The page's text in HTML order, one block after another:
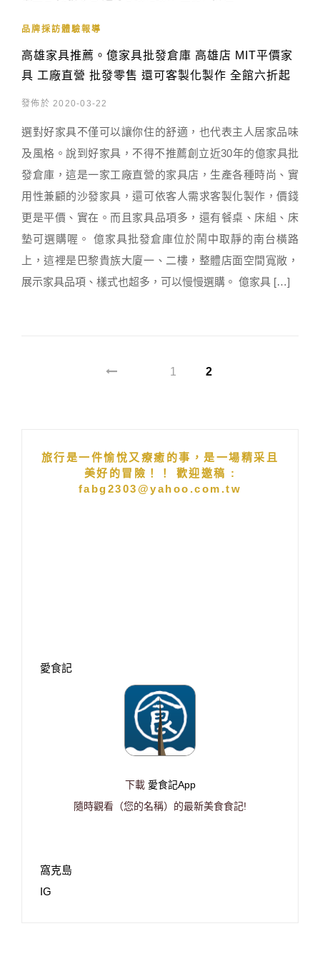
品牌採訪體驗報導
高雄家具推薦。億家具批發倉庫 高雄店 MIT平價家
具 工廠直營 批發零售 還可客製化製作 全館六折起
發佈於 2020-03-22
選對好家具不僅可以讓你住的舒適，也代表主人居家品味
及風格。說到好家具，不得不推薦創立近30年的億家具批
發倉庫，這是一家工廠直營的家具店，生產各種時尚、實
用性兼顧的沙發家具，還可依客人需求客製化製作，價錢
更是平價、實在。而且家具品項多，還有餐桌、床組、床
墊可選購喔。 億家具批發倉庫位於鬧中取靜的南台橫路
上，這裡是巴黎貴族大廈一、二樓，整體店面空間寬敞，
展示家具品項、樣式也超多，可以慢慢選購。 億家具 […]
1 2
旅行是一件愉悅又療癒的事，是一場精采且
美好的冒險！！ 歡迎邀稿 :
fabg2303@yahoo.com.tw
愛食記
下載 愛食記App
隨時觀看（您的名稱）的最新美食食記!
窩克島
IG